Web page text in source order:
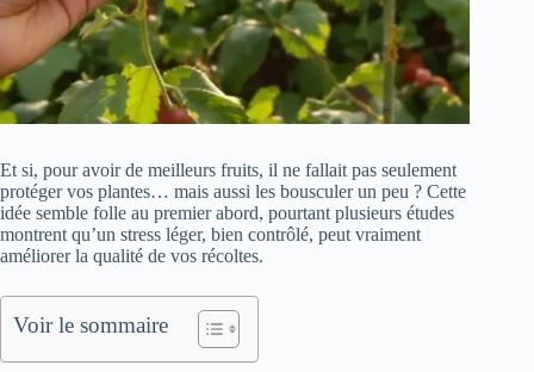
Et si, pour avoir de meilleurs fruits, il ne fallait pas seulement
protéger vos plantes… mais aussi les bousculer un peu ? Cette
idée semble folle au premier abord, pourtant plusieurs études
montrent qu’un stress léger, bien contrôlé, peut vraiment
améliorer la qualité de vos récoltes.
Voir le sommaire